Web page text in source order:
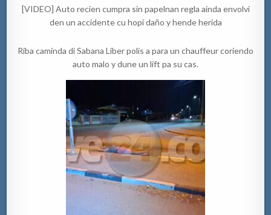
[VIDEO] Auto recien cumpra sin papelnan regla ainda envolvi
den un accidente cu hopi daño y hende herida
Riba caminda di Sabana Liber polis a para un chauffeur coriendo
auto malo y dune un lift pa su cas.